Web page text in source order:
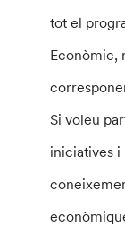
tot el
Econòmic,
Si voleu
iniciatives i